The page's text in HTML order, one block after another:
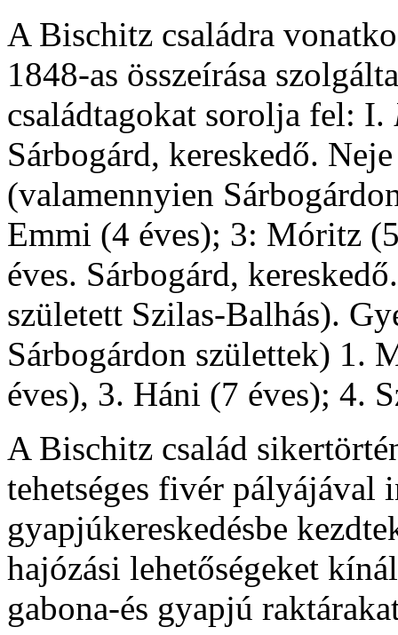
A Bischitz családra
1848-as összeírása
családtagokat sorolja fel: I.
Sárbogárd, kereskedő.
(valamennyien
Emmi (4 éves); 3: Móritz
éves. Sárbogárd,
született Szilas-Balhás).
Sárbogárdon születtek) 1.
éves), 3. Háni (7 éves); 4.
A Bischitz család
tehetséges fivér pályájával
gyapjúkereskedésbe
hajózási lehetőségeket
gabona-és gyapjú